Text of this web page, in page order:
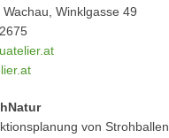
Winklgasse 49
von